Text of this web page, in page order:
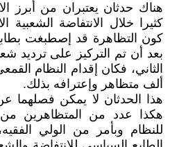
هناك حدثان يعتبران من أبرز
کثيرا خلال الانتفاضة الشعبية
کون التظاهرة قد إصطبغت
بعد أن تم الترکيز على ترديد
ألف متظاهر وإعترافه بذلك.
هذا الحدثان لا يمکن فصلهما
هکذا عدد من المتظاهرين من
للنظام وبأمر من الولي